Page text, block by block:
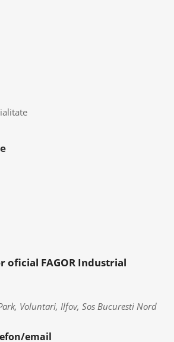
oficial FAGOR Industrial
Voluntari, Ilfov, Sos Bucuresti Nord
email